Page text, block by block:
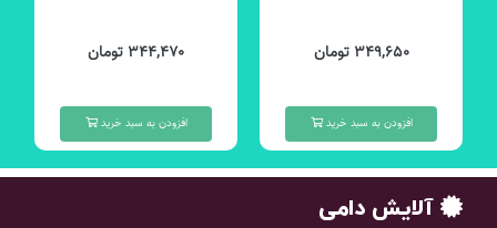
۳۴۹,۶۵۰ تومان
افزودن به سبد خرید
۳۴۴,۴۷۰ تومان
افزودن به سبد خرید
آلایش دامی